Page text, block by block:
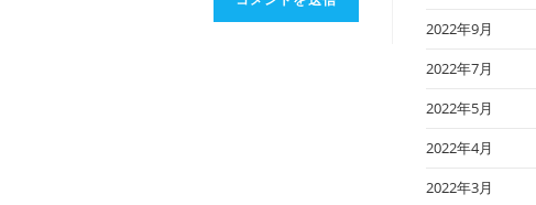
2022年9月
2022年7月
2022年5月
2022年4月
2022年3月